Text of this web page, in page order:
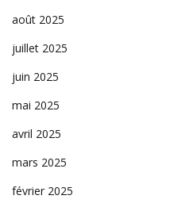
août 2025
juillet 2025
juin 2025
mai 2025
avril 2025
mars 2025
février 2025